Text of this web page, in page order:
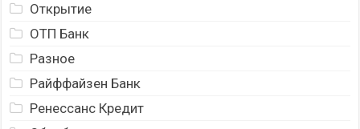
Открытие
ОТП Банк
Разное
Райффайзен Банк
Ренессанс Кредит